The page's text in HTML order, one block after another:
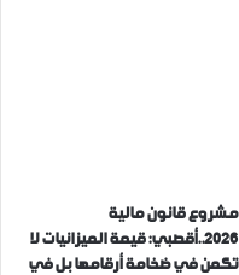
مشروع قانون مالية
2026..أقصبي: قيمة الميزانيات لا
تكمن في ضخامة أرقامها بل في